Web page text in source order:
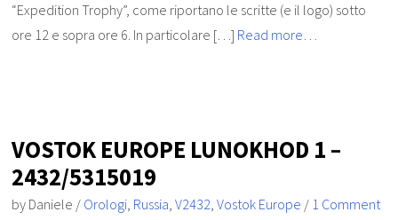
“Expedition Trophy”, come riportano le scritte (e il logo) sotto
ore 12 e sopra ore 6. In particolare […] Read more…
VOSTOK EUROPE LUNOKHOD 1 –
2432/5315019
by Daniele / Orologi, Russia,V2432,Vostok Europe / 1 Comment